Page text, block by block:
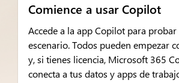
Comience a usar Copilot
Accede a la app Copilot para
escenario. Todos pueden empezar
y, si tienes licencia, Microsoft 365
conecta a tus datos y apps de